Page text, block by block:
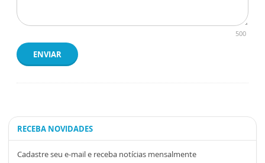
500
ENVIAR
RECEBA NOVIDADES
Cadastre seu e-mail e receba notícias mensalmente